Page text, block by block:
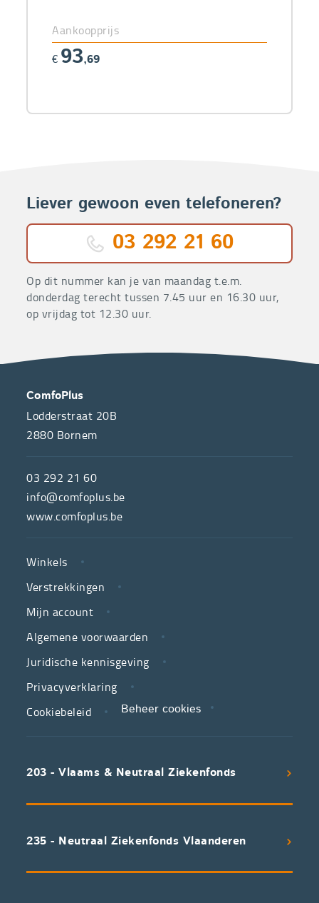
Aankoopprijs
€ 93,69
Liever gewoon even telefoneren?
03 292 21 60
Op dit nummer kan je van maandag t.e.m.
donderdag terecht tussen 7.45 uur en 16.30 uur,
op vrijdag tot 12.30 uur.
OVER
ONS
de
hulpmiddelenwinkel
van
neutrale
ziekenfondsen,
is
partner
in
zorg.
We
voorwaarden
uitstekend
waarvan
CONTACT
ComfoPlus
Lodderstraat 20B
2880 Bornem
03 292 21 60
info@comfoplus.be
www.comfoplus.be
LINKS
Winkels
Verstrekkingen
Mijn account
Algemene voorwaarden
Juridische kennisgeving
Privacyverklaring
Cookiebeleid
Beheer cookies
203 - Vlaams & Neutraal Ziekenfonds
235 - Neutraal Ziekenfonds Vlaanderen